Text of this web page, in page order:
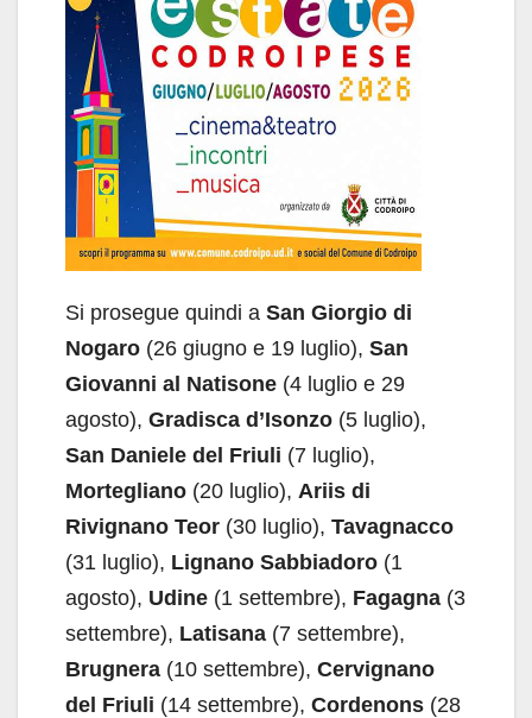
Si prosegue quindi a San Giorgio di
Nogaro (26 giugno e 19 luglio), San
Giovanni al Natisone (4 luglio e 29
agosto), Gradisca d’Isonzo (5 luglio),
San Daniele del Friuli (7 luglio),
Mortegliano (20 luglio), Ariis di
Rivignano Teor (30 luglio), Tavagnacco
(31 luglio), Lignano Sabbiadoro (1
agosto), Udine (1 settembre), Fagagna (3
settembre), Latisana (7 settembre),
Brugnera (10 settembre), Cervignano
del Friuli (14 settembre), Cordenons (28